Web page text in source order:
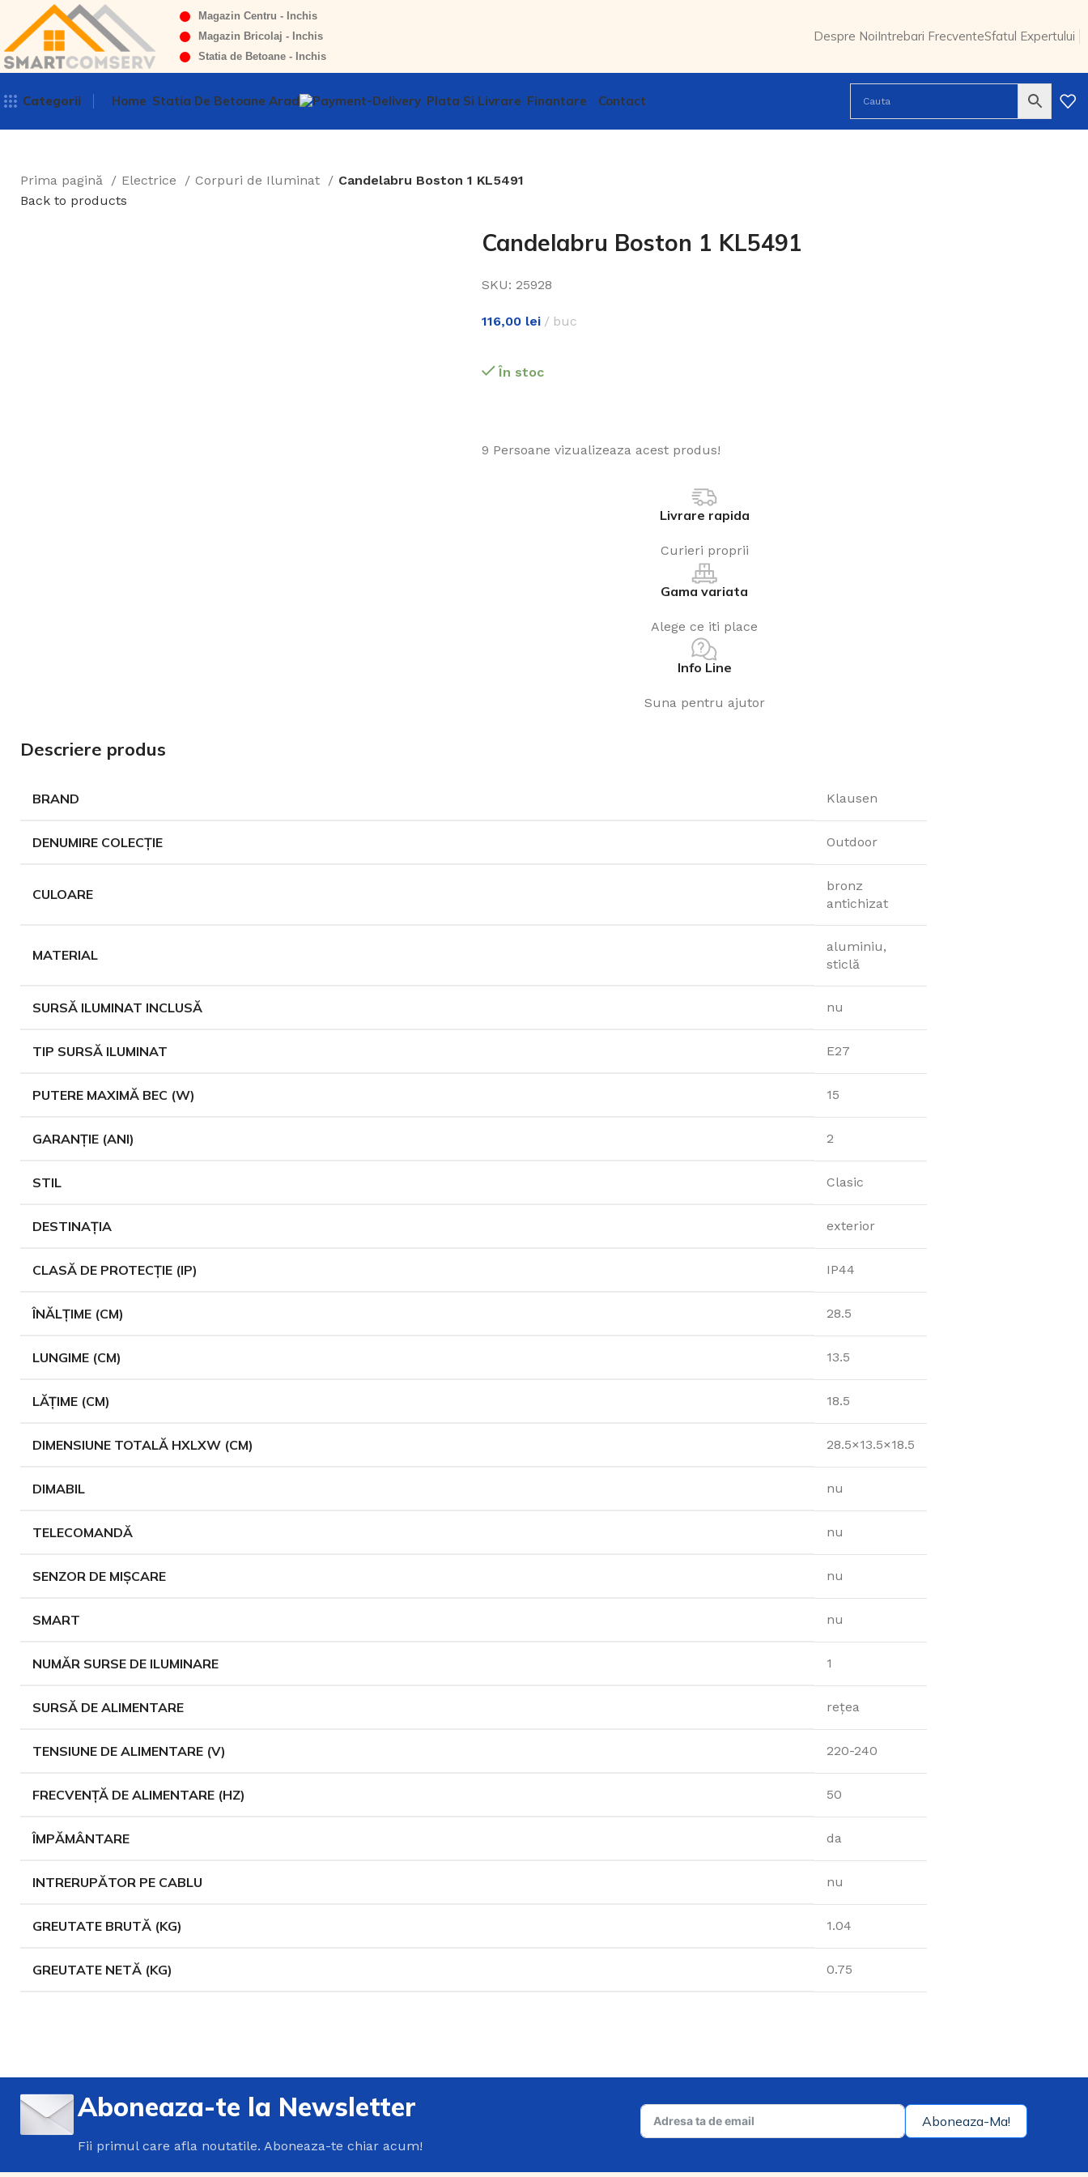
Magazin Centru - Inchis
Magazin Bricolaj - Inchis
Statia de Betoane - Inchis
Despre NoiIntrebari FrecventeSfatul Expertului
Categorii
Alege acoperisul
preferat
Profita de ofertele noastre
Vezi produsele
Home Statia De Betoane Arad Plata Si Livrare Finantare Contact
Prima pagină Electrice Corpuri de Iluminat
Candelabru Boston 1 KL5491
Back to products
Candelabru Boston 1 KL5491
SKU: 25928
116,00 lei buc
În stoc
9 Persoane vizualizeaza acest produs!
Livrare rapida
Curieri proprii
Gama variata
Alege ce iti place
Info Line
Suna pentru ajutor
Descriere produs
BRAND Klausen
DENUMIRE COLECȚIE Outdoor
CULOARE
bronz
antichizat
MATERIAL
aluminiu,
sticlă
SURSĂ ILUMINAT INCLUSĂ nu
TIP SURSĂ ILUMINAT E27
PUTERE MAXIMĂ BEC (W) 15
GARANȚIE (ANI) 2
STIL Clasic
DESTINAȚIA exterior
CLASĂ DE PROTECȚIE (IP) IP44
ÎNĂLȚIME (CM) 28.5
LUNGIME (CM) 13.5
LĂȚIME (CM) 18.5
DIMENSIUNE TOTALĂ HXLXW (CM) 28.5×13.5×18.5
DIMABIL nu
TELECOMANDĂ nu
SENZOR DE MIȘCARE nu
SMART nu
NUMĂR SURSE DE ILUMINARE 1
SURSĂ DE ALIMENTARE rețea
TENSIUNE DE ALIMENTARE (V) 220-240
FRECVENȚĂ DE ALIMENTARE (HZ) 50
ÎMPĂMÂNTARE da
INTRERUPĂTOR PE CABLU nu
GREUTATE BRUTĂ (KG) 1.04
GREUTATE NETĂ (KG) 0.75
Aboneaza-te la Newsletter
Fii primul care afla noutatile. Aboneaza-te chiar acum!
Aboneaza-Ma!